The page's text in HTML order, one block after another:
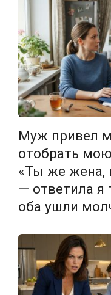
Муж привел
отобрать
«Ты же жена,
— ответила я
оба ушли